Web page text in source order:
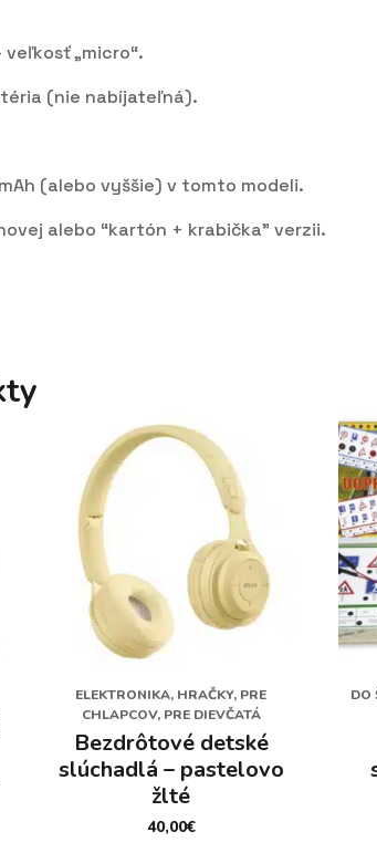
„micro“.
(nie nabíjateľná).
(alebo vyššie) v tomto modeli.
alebo “kartón + krabička” verzii.
ELEKTRONIKA, HRAČKY, PRE
CHLAPCOV, PRE DIEVČATÁ
Bezdrôtové detské
slúchadlá – pastelovo
žlté
40,00€
DO